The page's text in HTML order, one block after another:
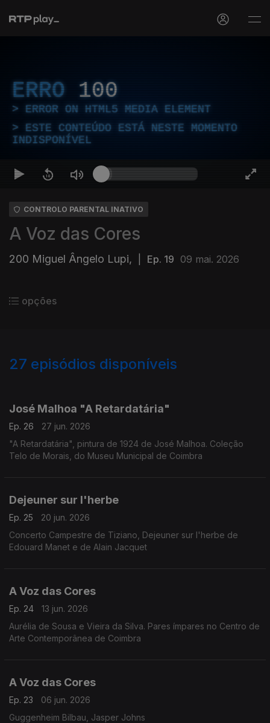
ERRO 100
ERROR ON HTML5 MEDIA ELEMENT
ESTE CONTEÚDO ESTÁ NESTE MOMENTO
INDISPONÍVEL
CONTROLO PARENTAL INATIVO
A Voz das Cores
200 Miguel Ângelo Lupi, Ep. 19 09 mai. 2026
opções
27 episódios disponíveis
José Malhoa "A Retardatária"
Ep. 26
27 jun. 2026
"A Retardatária", pintura de 1924 de José Malhoa. Coleção
Telo de Morais, do Museu Municipal de Coimbra
Dejeuner sur l'herbe
Ep. 25
20 jun. 2026
Concerto Campestre de Tiziano, Dejeuner sur l'herbe de
Edouard Manet e de Alain Jacquet
A Voz das Cores
Ep. 24
13 jun. 2026
Aurélia de Sousa e Vieira da Silva. Pares ímpares no Centro de
Arte Contemporânea de Coimbra
A Voz das Cores
Ep. 23
06 jun. 2026
Guggenheim Bilbau, Jasper Johns